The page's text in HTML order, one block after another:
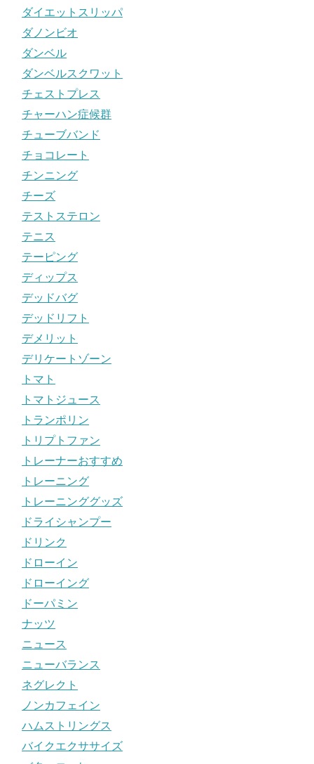
ダイエットスリッパ
ダノンビオ
ダンベル
ダンベルスクワット
チェストプレス
チャーハン症候群
チューブバンド
チョコレート
チンニング
チーズ
テストステロン
テニス
テーピング
ディップス
デッドバグ
デッドリフト
デメリット
デリケートゾーン
トマト
トマトジュース
トランポリン
トリプトファン
トレーナーおすすめ
トレーニング
トレーニンググッズ
ドライシャンプー
ドリンク
ドローイン
ドローイング
ドーパミン
ナッツ
ニュース
ニューバランス
ネグレクト
ノンカフェイン
ハムストリングス
バイクエクササイズ